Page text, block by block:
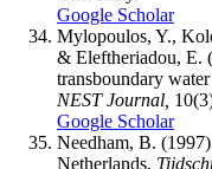
Google Scholar
Mylopoulos, Y.,
& Eleftheriadou, E.
transboundary
NEST Journal,
Google Scholar
Needham, B.
Netherlands,